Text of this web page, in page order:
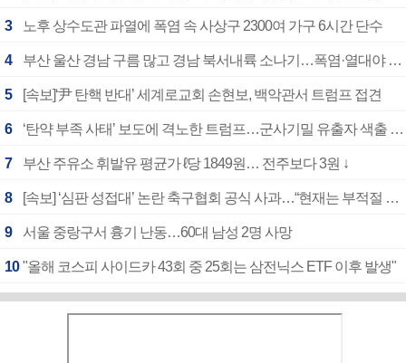
3 노후 상수도관 파열에 폭염 속 사상구 2300여 가구 6시간 단수
4 부산 울산 경남 구름 많고 경남 북서내륙 소나기…폭염·열대야 계속
5 [속보]‘尹 탄핵 반대’ 세계로교회 손현보, 백악관서 트럼프 접견
6 ‘탄약 부족 사태’ 보도에 격노한 트럼프…군사기밀 유출자 색출 지시
7 부산 주유소 휘발유 평균가 ℓ당 1849원… 전주보다 3원 ↓
8 [속보] ‘심판 성접대’ 논란 축구협회 공식 사과…“현재는 부적절 행위 없어”
9 서울 중랑구서 흉기 난동…60대 남성 2명 사망
10 "올해 코스피 사이드카 43회 중 25회는 삼전닉스 ETF 이후 발생"